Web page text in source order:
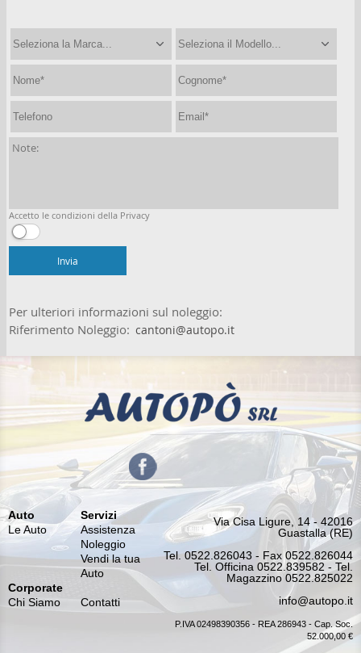
Accetto le condizioni della Privacy
Per ulteriori informazioni sul noleggio:
Riferimento Noleggio: cantoni@autopo.it
Auto
Le Auto
Servizi
Assistenza
Noleggio
Vendi la tua
Auto
Corporate
Chi Siamo
Contatti
Via Cisa Ligure, 14 - 42016
Guastalla (RE)
Tel. 0522.826043 - Fax 0522.826044
Tel. Officina 0522.839582 - Tel.
Magazzino 0522.825022
info@autopo.it
P.IVA 02498390356 - REA 286943 - Cap. Soc.
52.000,00 €